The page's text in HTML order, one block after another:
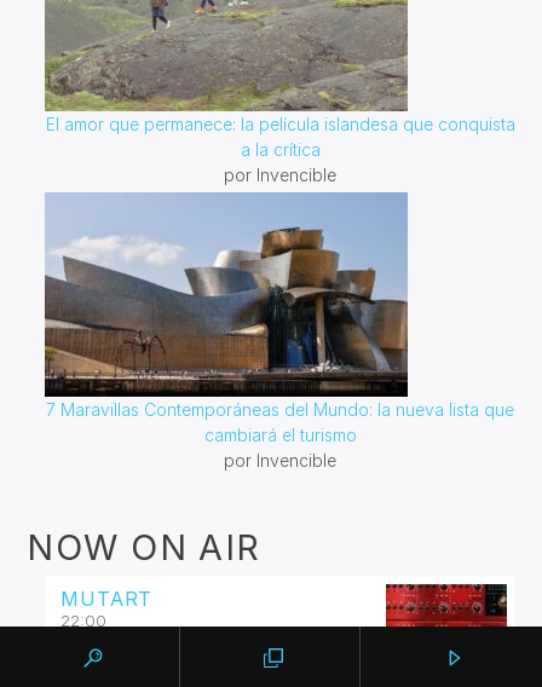
El amor que permanece: la película islandesa que conquista
a la crítica
por Invencible
7 Maravillas Contemporáneas del Mundo: la nueva lista que
cambiará el turismo
por Invencible
NOW ON AIR
MUTART
22:00